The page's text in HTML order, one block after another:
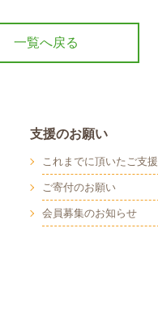
一覧へ戻る
支援のお願い
これまでに頂いたご支援
ご寄付のお願い
会員募集のお知らせ